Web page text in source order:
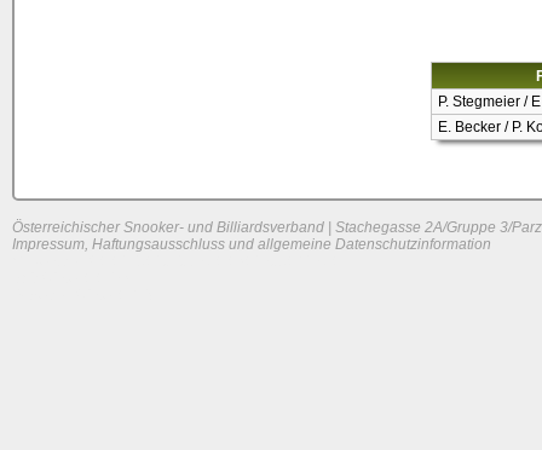
P. Stegmeier /
E. Becker / P.
Österreichischer Snooker- und Billiardsverband | Stachegasse 2A/Gruppe 3/
Impressum, Haftungsausschluss und allgemeine Datenschutzinformation